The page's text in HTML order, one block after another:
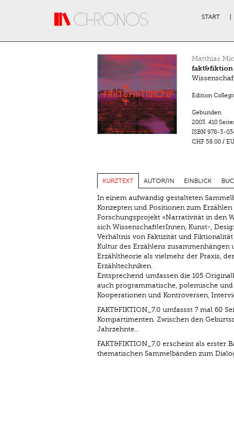
START
Matthias
fakt&fiktion
Edition
Gebunden
2003. 410
ISBN 978-3-
CHF 58.00/
KURZTEXT AUTOR/IN EINBLICK
In einem aufwändig gestalteten
Konzepten und Positionen zum
Forschungsprojekt «Narrativität in den
sich WissenschaftlerInnen, Kunst-,
Verhältnis von Faktizität und
Kultur des Erzählens
Erzähltheorie als vielmehr der Praxis,
Erzähltechniken.
Entsprechend umfassen die 105
auch programmatische, polemische
Kooperationen und Kontroversen,
FAKT&FIKTION_7.0 umfassst 7 mal 60
Kompartimenten. Zwischen den
Jahrzehnte...
FAKT&FIKTION_7.0 erscheint als
thematischen Sammelbänden zum